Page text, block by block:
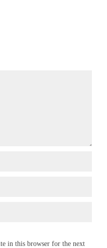
in this browser for the next